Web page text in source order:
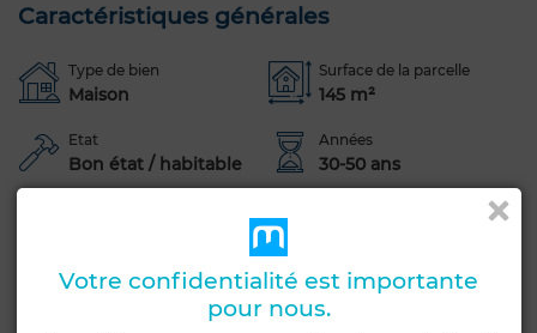
Caractéristiques générales
Type de bien
Maison
Surface de la parcelle
145 m²
Etat
Bon état / habitable
Années
30-50 ans
Terrasse Meublé Entre-seul Salon Marocain
Porte blindée
Votre confidentialité est importante
pour nous.